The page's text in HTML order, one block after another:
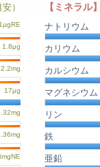
） 【ミネラル】
ナトリウム
カリウム
カルシウム
マグネシウム
リン
鉄
亜鉛